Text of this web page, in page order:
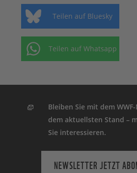
Teilen auf Bluesky
Teilen auf Whatsapp
Bleiben Sie mit dem
dem aktuellsten Stand –
Sie interessieren.
NEWSLETTER JETZT